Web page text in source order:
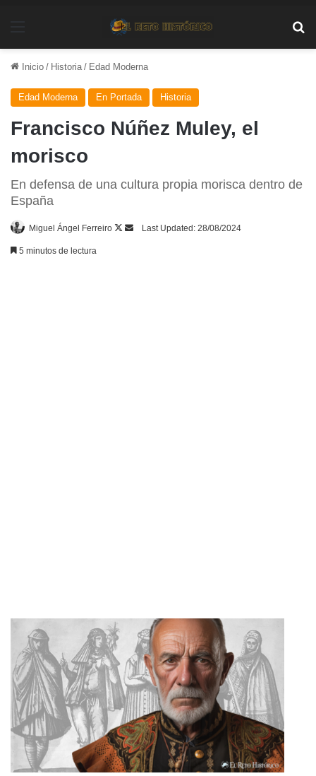
Inicio / Historia / Edad Moderna
Edad Moderna En Portada Historia
Francisco Núñez Muley, el
morisco
En defensa de una cultura propia morisca dentro de
España
Miguel Ángel Ferreiro
Follow
SendLast Updated: 28/08/2024
5 minutos de lectura